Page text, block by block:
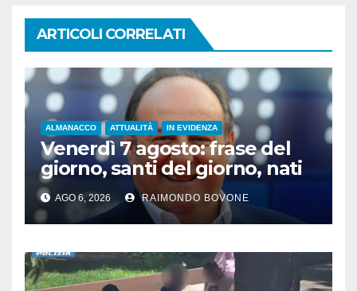
ARTICOLI CORRELATI
ALMANACCO ATTUALITÀ IN EVIDENZA
Venerdì 7 agosto: frase del
giorno, santi del giorno, nati
famosi, accadde oggi
AGO 6, 2026 RAIMONDO BOVONE